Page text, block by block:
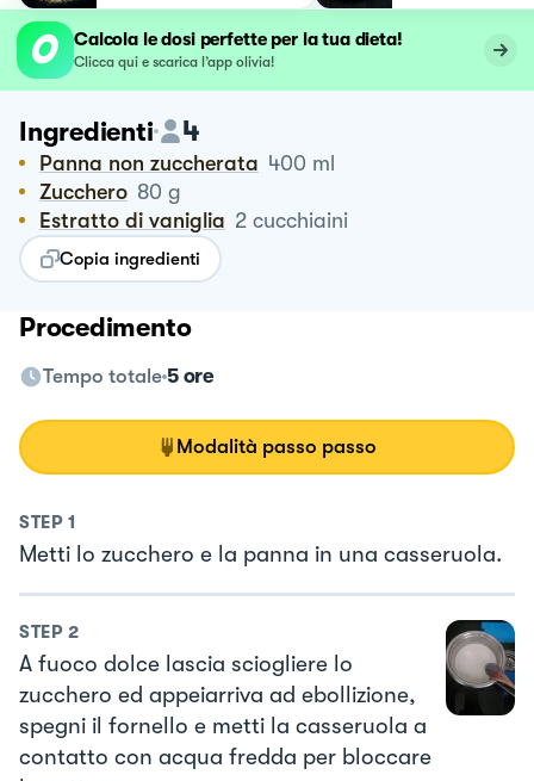
Calcola le dosi perfette per la tua dieta!
Clicca qui e scarica l’app olivia!
Ingredienti 4
Panna non zuccherata 400 ml
Zucchero 80 g
Estratto di vaniglia 2 cucchiaini
Copia ingredienti
Procedimento
Tempo totale 5 ore
Modalità passo passo
STEP 1
Metti lo zucchero e la panna in una casseruola.
STEP 2
A fuoco dolce lascia sciogliere lo
zucchero ed appeiarriva ad ebollizione,
spegni il fornello e metti la casseruola a
contatto con acqua fredda per bloccare